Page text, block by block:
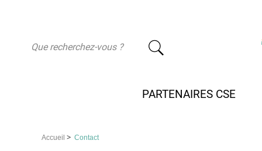
PARTENAIRES CSE
Accueil > Contact